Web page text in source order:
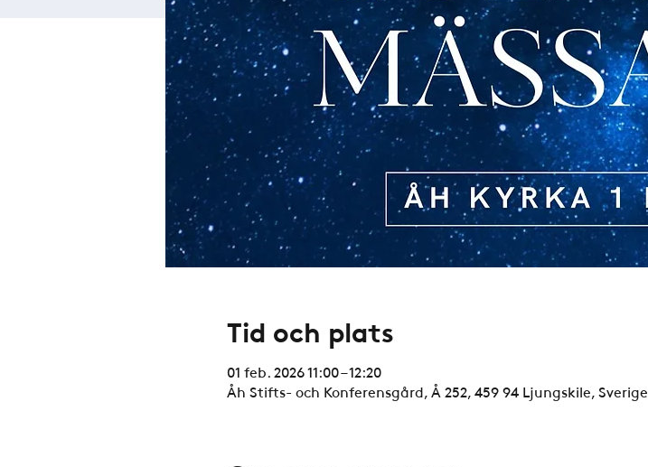
Tid och plats
01 feb. 2026 11:00 – 12:20
Åh Stifts- och Konferensgård, Å 252, 459 94 Ljungskile, Sverige